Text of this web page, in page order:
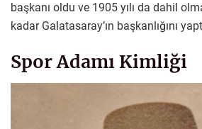
başkanı oldu ve 1905 yılı da dahil
kadar Galatasaray’ın başkanlığını
Spor Adamı Kimliği